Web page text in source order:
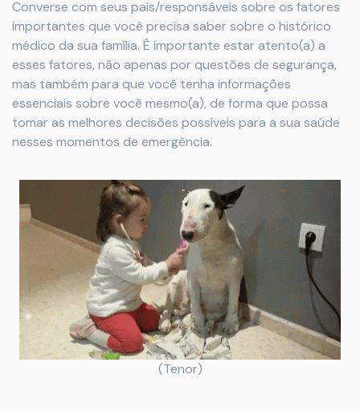
Converse com seus pais/responsáveis ​​sobre os fatores
importantes que você precisa saber sobre o histórico
médico da sua família. É importante estar atento(a) a
esses fatores, não apenas por questões de segurança,
mas também para que você tenha informações
essenciais sobre você mesmo(a), de forma que possa
tomar as melhores decisões possíveis para a sua saúde
nesses momentos de emergência.
(Tenor)